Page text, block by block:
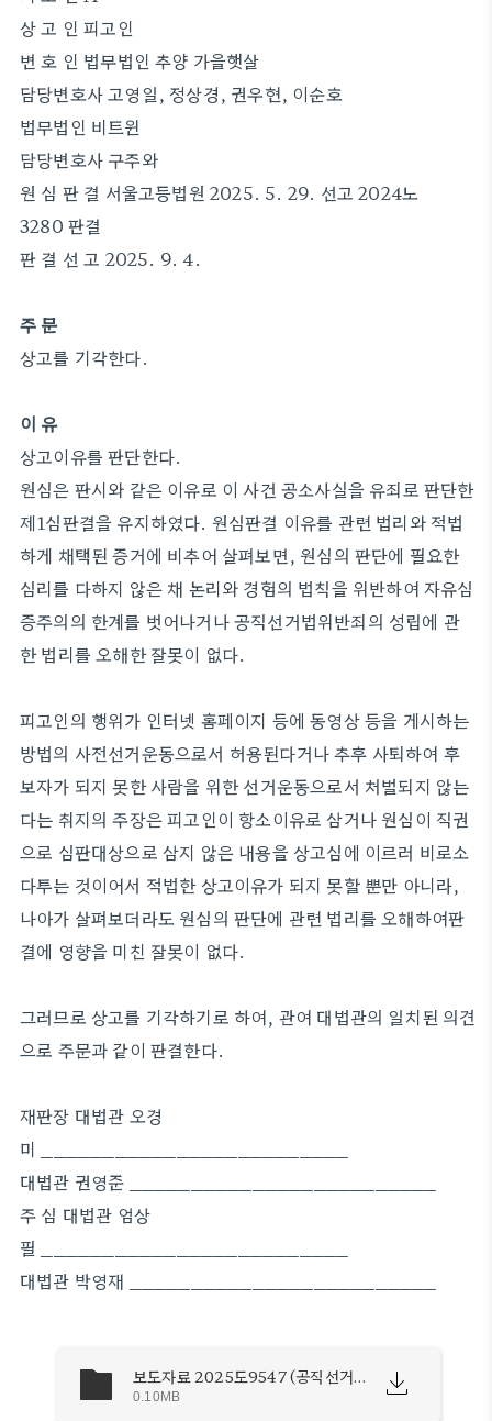
상 고 인 피고인
변 호 인 법무법인 추양 가을햇살
담당변호사 고영일, 정상경, 권우현, 이순호
법무법인 비트윈
담당변호사 구주와
원 심 판 결 서울고등법원 2025. 5. 29. 선고 2024노
3280 판결
판 결 선 고 2025. 9. 4.
주 문
상고를 기각한다.
이 유
상고이유를 판단한다.
원심은 판시와 같은 이유로 이 사건 공소사실을 유죄로 판단한
제1심판결을 유지하였다. 원심판결 이유를 관련 법리와 적법
하게 채택된 증거에 비추어 살펴보면, 원심의 판단에 필요한
심리를 다하지 않은 채 논리와 경험의 법칙을 위반하여 자유심
증주의의 한계를 벗어나거나 공직선거법위반죄의 성립에 관
한 법리를 오해한 잘못이 없다.
피고인의 행위가 인터넷 홈페이지 등에 동영상 등을 게시하는
방법의 사전선거운동으로서 허용된다거나 추후 사퇴하여 후
보자가 되지 못한 사람을 위한 선거운동으로서 처벌되지 않는
다는 취지의 주장은 피고인이 항소이유로 삼거나 원심이 직권
으로 심판대상으로 삼지 않은 내용을 상고심에 이르러 비로소
다투는 것이어서 적법한 상고이유가 되지 못할 뿐만 아니라,
나아가 살펴보더라도 원심의 판단에 관련 법리를 오해하여판
결에 영향을 미친 잘못이 없다.
그러므로 상고를 기각하기로 하여, 관여 대법관의 일치된 의견
으로 주문과 같이 판결한다.
재판장 대법관 오경
미 _________________________
대법관 권영준 _________________________
주 심 대법관 엄상
필 _________________________
대법관 박영재 _________________________
보도자료 2025도9547 (공직선거법위반 사건).pdf
0.10MB